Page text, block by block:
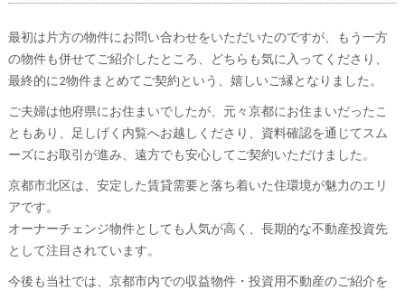
最初は片方の物件にお問い合わせをいただいたのですが、もう一方
の物件も併せてご紹介したところ、どちらも気に入ってくださり、
最終的に2物件まとめてご契約という、嬉しいご縁となりました。
ご夫婦は他府県にお住まいでしたが、元々京都にお住まいだったこ
ともあり、足しげく内覧へお越しくださり、資料確認を通じてスム
ーズにお取引が進み、遠方でも安心してご契約いただけました。
京都市北区は、安定した賃貸需要と落ち着いた住環境が魅力のエリ
アです。
オーナーチェンジ物件としても人気が高く、長期的な不動産投資先
として注目されています。
今後も当社では、京都市内での収益物件・投資用不動産のご紹介を